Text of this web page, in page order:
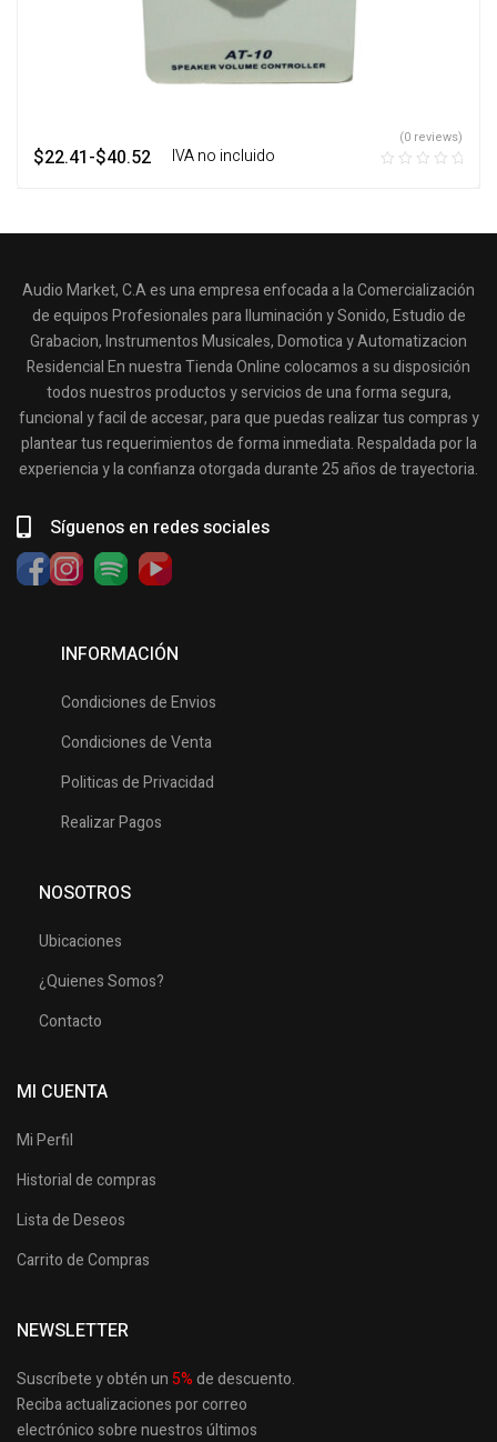
$22.41-$40.52 ‎ ‎ ‎ IVA no incluido
(0 reviews)
Audio Market, C.A es una empresa enfocada a la Comercialización
de equipos Profesionales para Iluminación y Sonido, Estudio de
Grabacion, Instrumentos Musicales, Domotica y Automatizacion
Residencial En nuestra Tienda Online colocamos a su disposición
todos nuestros productos y servicios de una forma segura,
funcional y facil de accesar, para que puedas realizar tus compras y
plantear tus requerimientos de forma inmediata. Respaldada por la
experiencia y la confianza otorgada durante 25 años de trayectoria.
Síguenos en redes sociales
INFORMACIÓN
Condiciones de Envios
Condiciones de Venta
Politicas de Privacidad
Realizar Pagos
NOSOTROS
Ubicaciones
¿Quienes Somos?
Contacto
MI CUENTA
Mi Perfil
Historial de compras
Lista de Deseos
Carrito de Compras
NEWSLETTER
Suscríbete y obtén un 5%de descuento.
Reciba actualizaciones por correo
electrónico sobre nuestros últimos